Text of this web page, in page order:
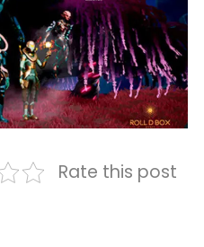
Rate this post